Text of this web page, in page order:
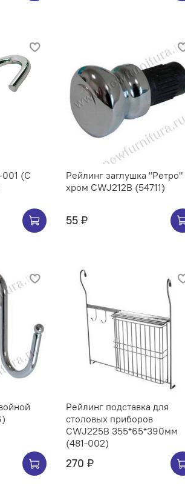
(C
Рейлинг заглушка "Ретро"
хром CWJ212B (54711)
55 ₽
Рейлинг подставка для
столовых приборов
CWJ225B 355*65*390мм
(481-002)
270 ₽